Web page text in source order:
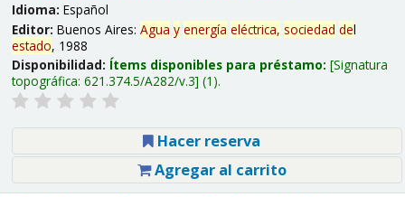
Idioma: Español
Editor: Buenos Aires: Agua y energía eléctrica, sociedad del
estado, 1988
Disponibilidad: Ítems disponibles para préstamo: Signatura
topográfica: 621.374.5/A282/v.3 (1).
Hacer reserva
Agregar al carrito